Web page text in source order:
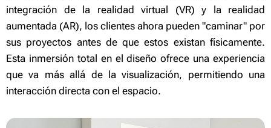
integración de la realidad virtual (VR) y la realidad
aumentada (AR), los clientes ahora pueden "caminar" por
sus proyectos antes de que estos existan físicamente.
Esta inmersión total en el diseño ofrece una experiencia
que va más allá de la visualización, permitiendo una
interacción directa con el espacio.